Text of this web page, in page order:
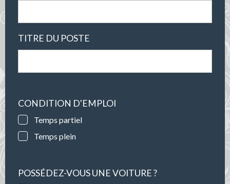
TITRE DU POSTE
CONDITION D'EMPLOI
Temps partiel
Temps plein
POSSÉDEZ-VOUS UNE VOITURE ?